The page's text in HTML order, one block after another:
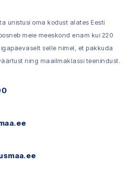
unistusi oma kodust alates Eesti
meie meeskond enam kui 220
selle nimel, et pakkuda
ning maailmaklassi teenindust.